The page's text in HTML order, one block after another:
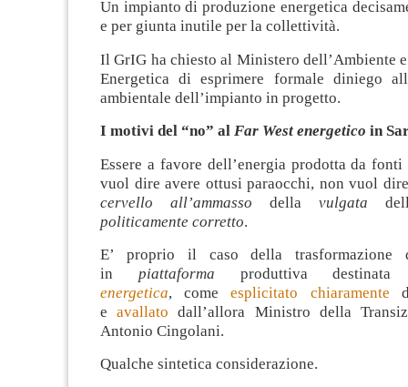
Un impianto di produzione energetica
e per giunta inutile per la collettività.
Il GrIG ha chiesto al Ministero dell’Ambiente
Energetica di esprimere formale diniego
ambientale dell’impianto in progetto.
I motivi del “no” al Far West energetico in
Essere a favore dell’energia prodotta da
vuol dire avere ottusi paraocchi, non vuol
cervello all’ammasso della vulgata
politicamente corretto.
E’ proprio il caso della trasformazione
in piattaforma produttiva
energetica, comeesplicitato chiaramente
eavallato dall’allora Ministro della
Antonio Cingolani.
Qualche sintetica considerazione.